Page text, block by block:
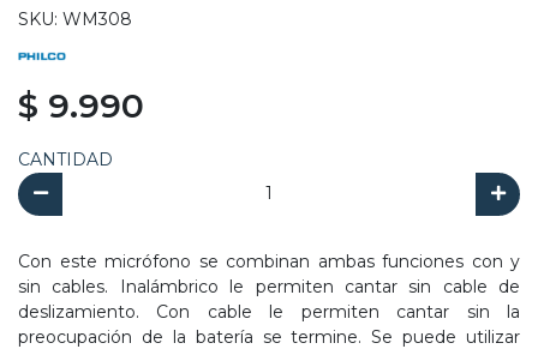
SKU: WM308
$ 9.990
CANTIDAD
Con este micrófono se combinan ambas funciones con y
sin cables. Inalámbrico le permiten cantar sin cable de
deslizamiento. Con cable le permiten cantar sin la
preocupación de la batería se termine. Se puede utilizar